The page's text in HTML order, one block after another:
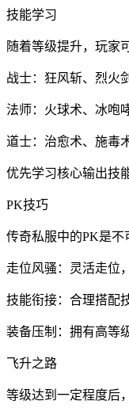
技能学习
随着等级提升，玩家
战士：狂风斩、烈火
法师：火球术、冰咆
道士：治愈术、施毒
优先学习核心输出技
PK技巧
传奇私服中的PK是不
走位风骚：灵活走位
技能衔接：合理搭配
装备压制：拥有高等
飞升之路
等级达到一定程度后